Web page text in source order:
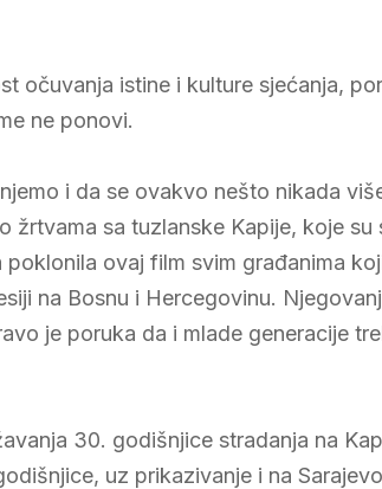
očuvanja istine i kulture sjećanja,
ne ponovi.
i da se ovakvo nešto nikada
žrtvama sa tuzlanske Kapije, koje su
ovaj film svim građanima
na Bosnu i Hercegovinu.
je poruka da i mlade generacije
30. godišnjice stradanja na
uz prikazivanje i na